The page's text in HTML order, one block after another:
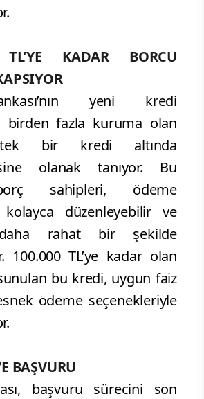
KADAR BORCU
yeni kredi
birden fazla kuruma olan
tek bir kredi altında
olanak tanıyor. Bu
sahipleri, ödeme
düzenleyebilir ve
daha rahat bir şekilde
100.000 TL’ye kadar olan
bu kredi, uygun faiz
ödeme seçenekleriyle
BAŞVURU
başvuru sürecini son